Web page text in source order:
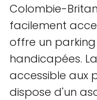
Colombie-
facilement
offre un
handicapées.
accessible aux
dispose d'un